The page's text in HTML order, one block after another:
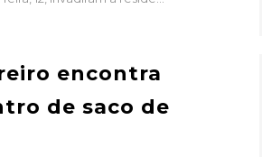
encontra
de saco de